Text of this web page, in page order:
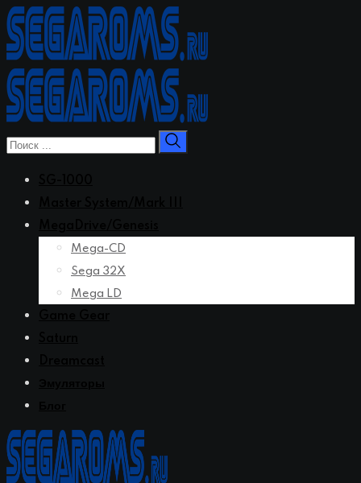
Перейти
к
контенту
Mega-CD
Sega 32X
Mega LD